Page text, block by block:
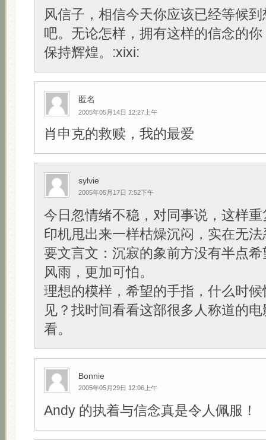
风信子，相信今天你应该已经等候
吧。无论怎样，拥有这样的信念的
保持辉煌。:xixi:
匿名
2005年05月14日 12:27上午
肖申克的救赎，我的最爱
sylvie
2005年05月17日 7:52下午
今日忽情绪不稳，对同事说，这样
印机甩出来一样枯燥沉闷，实在无
要文言文：沉寂的象前方没有半点
风雨，更加可怕。
理想的模样，希望的手指，什么时
见？找时间看看这部很多人称道的
看。
Bonnie
2005年05月29日 12:06上午
Andy 的执着与信念真是令人佩服！